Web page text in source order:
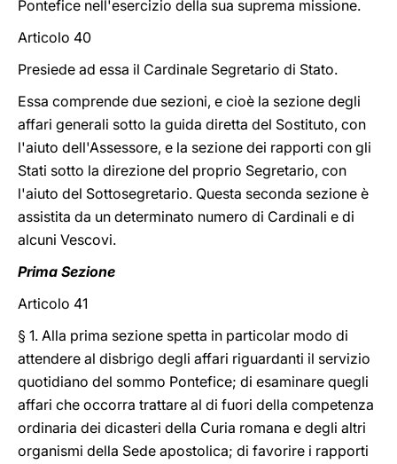
Pontefice nell'esercizio della sua suprema missione.
Articolo 40
Presiede ad essa il Cardinale Segretario di Stato.
Essa comprende due sezioni, e cioè la sezione degli
affari generali sotto la guida diretta del Sostituto, con
l'aiuto dell'Assessore, e la sezione dei rapporti con gli
Stati sotto la direzione del proprio Segretario, con
l'aiuto del Sottosegretario. Questa seconda sezione è
assistita da un determinato numero di Cardinali e di
alcuni Vescovi.
Prima Sezione
Articolo 41
§ 1. Alla prima sezione spetta in particolar modo di
attendere al disbrigo degli affari riguardanti il servizio
quotidiano del sommo Pontefice; di esaminare quegli
affari che occorra trattare al di fuori della competenza
ordinaria dei dicasteri della Curia romana e degli altri
organismi della Sede apostolica; di favorire i rapporti